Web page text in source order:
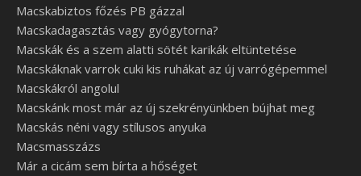
Macskabiztos főzés PB gázzal
Macskadagasztás vagy gyógytorna?
Macskák és a szem alatti sötét karikák eltüntetése
Macskáknak varrok cuki kis ruhákat az új varrógépemmel
Macskákról angolul
Macskánk most már az új szekrényünkben bújhat meg
Macskás néni vagy stílusos anyuka
Macsmasszázs
Már a cicám sem bírta a hőséget